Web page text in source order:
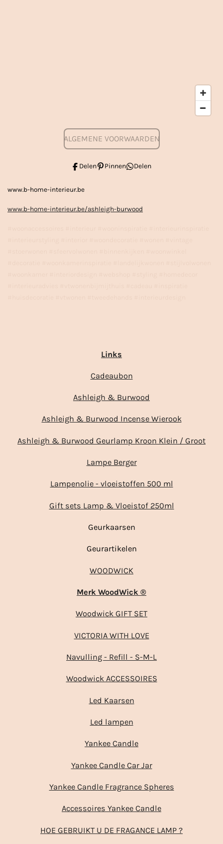
ALGEMENE VOORWAARDEN
Delen Pinnen Delen
www.b-home-interieur.be
www.b-home-interieur.be/ashleigh-burwood
Links
Cadeaubon
Ashleigh & Burwood
Ashleigh & Burwood Incense Wierook
Ashleigh & Burwood Geurlamp Kroon Klein / Groot
Lampe Berger
Lampenolie - vloeistoffen 500 ml
Gift sets Lamp & Vloeistof 250ml
Geurkaarsen
Geurartikelen
WOODWICK
Merk WoodWick ®
Woodwick GIFT SET
VICTORIA WITH LOVE
Navulling - Refill - S-M-L
Woodwick ACCESSOIRES
Led Kaarsen
Led lampen
Yankee Candle
Yankee Candle Car Jar
Yankee Candle Fragrance Spheres
Accessoires Yankee Candle
HOE GEBRUIKT U DE FRAGANCE LAMP ?